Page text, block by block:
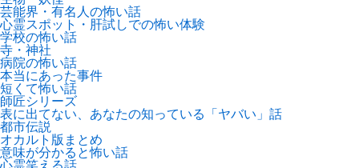
芸能界・有名人の怖い話
心霊スポット・肝試しでの怖い体験
学校の怖い話
寺・神社
病院の怖い話
本当にあった事件
短くて怖い話
師匠シリーズ
表に出てない、あなたの知っている「ヤバい」話
都市伝説
オカルト版まとめ
意味が分かると怖い話
心霊笑える話